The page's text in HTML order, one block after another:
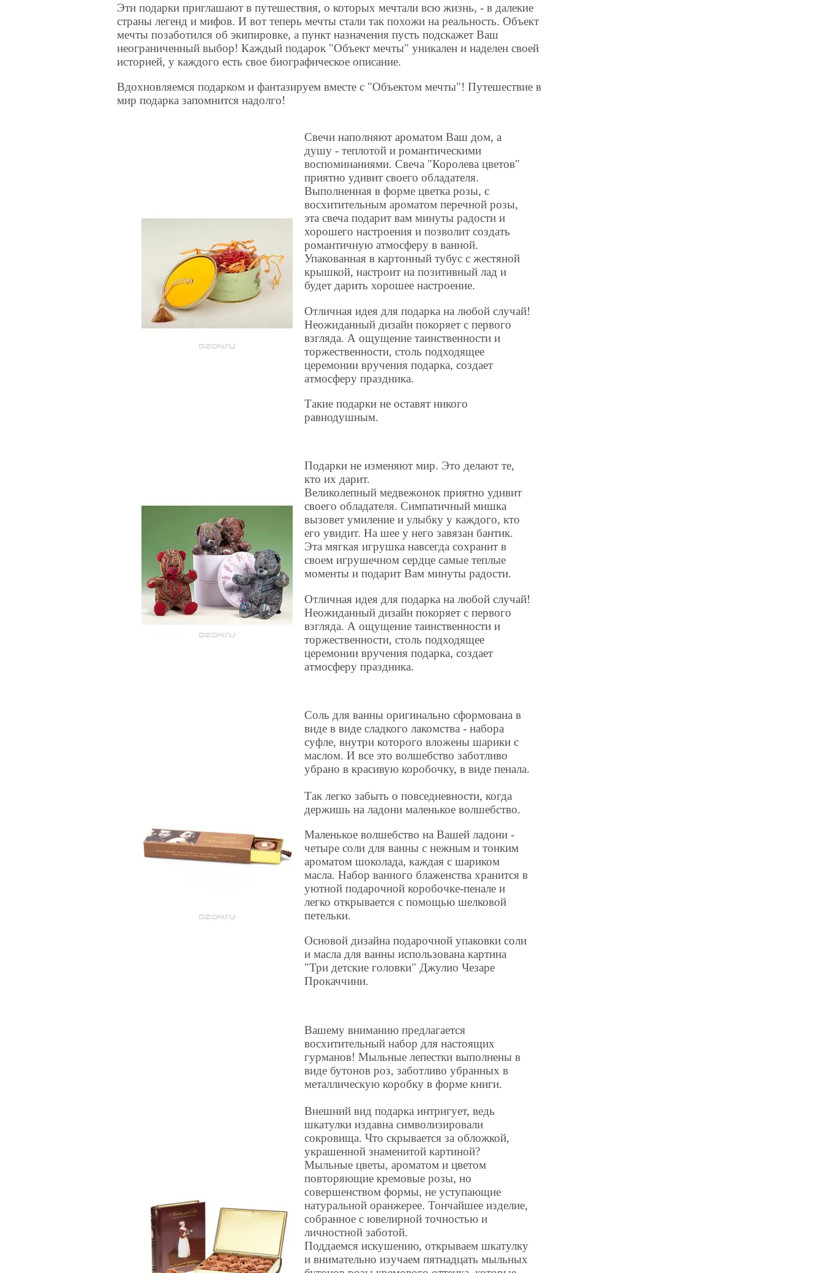
Эти подарки приглашают в путешествия, о которых мечтали всю жизнь, - в далекие
страны легенд и мифов. И вот теперь мечты стали так похожи на реальность. Объект
мечты позаботился об экипировке, а пункт назначения пусть подскажет Ваш
неограниченный выбор! Каждый подарок "Объект мечты" уникален и наделен своей
историей, у каждого есть свое биографическое описание.
Вдохновляемся подарком и фантазируем вместе с "Объектом мечты"! Путешествие в
мир подарка запомнится надолго!
Свечи наполняют ароматом Ваш дом, а
душу - теплотой и романтическими
воспоминаниями. Свеча "Королева цветов"
приятно удивит своего обладателя.
Выполненная в форме цветка розы, с
восхитительным ароматом перечной розы,
эта свеча подарит вам минуты радости и
хорошего настроения и позволит создать
романтичную атмосферу в ванной.
Упакованная в картонный тубус с жестяной
крышкой, настроит на позитивный лад и
будет дарить хорошее настроение.
Отличная идея для подарка на любой случай!
Неожиданный дизайн покоряет с первого
взгляда. А ощущение таинственности и
торжественности, столь подходящее
церемонии вручения подарка, создает
атмосферу праздника.
Такие подарки не оставят никого
равнодушным.
Подарки не изменяют мир. Это делают те,
кто их дарит.
Великолепный медвежонок приятно удивит
своего обладателя. Симпатичный мишка
вызовет умиление и улыбку у каждого, кто
его увидит. На шее у него завязан бантик.
Эта мягкая игрушка навсегда сохранит в
своем игрушечном сердце самые теплые
моменты и подарит Вам минуты радости.
Отличная идея для подарка на любой случай!
Неожиданный дизайн покоряет с первого
взгляда. А ощущение таинственности и
торжественности, столь подходящее
церемонии вручения подарка, создает
атмосферу праздника.
Соль для ванны оригинально сформована в
виде в виде сладкого лакомства - набора
суфле, внутри которого вложены шарики с
маслом. И все это волшебство заботливо
убрано в красивую коробочку, в виде пенала.
Так легко забыть о повседневности, когда
держишь на ладони маленькое волшебство.
Маленькое волшебство на Вашей ладони -
четыре соли для ванны с нежным и тонким
ароматом шоколада, каждая с шариком
масла. Набор ванного блаженства хранится в
уютной подарочной коробочке-пенале и
легко открывается с помощью шелковой
петельки.
Основой дизайна подарочной упаковки соли
и масла для ванны использована картина
"Три детские головки" Джулио Чезаре
Прокаччини.
Вашему вниманию предлагается
восхитительный набор для настоящих
гурманов! Мыльные лепестки выполнены в
виде бутонов роз, заботливо убранных в
металлическую коробку в форме книги.
Внешний вид подарка интригует, ведь
шкатулки издавна символизировали
сокровища. Что скрывается за обложкой,
украшенной знаменитой картиной?
Мыльные цветы, ароматом и цветом
повторяющие кремовые розы, но
совершенством формы, не уступающие
натуральной оранжерее. Тончайшее изделие,
собранное с ювелирной точностью и
личностной заботой.
Поддаемся искушению, открываем шкатулку
и внимательно изучаем пятнадцать мыльных